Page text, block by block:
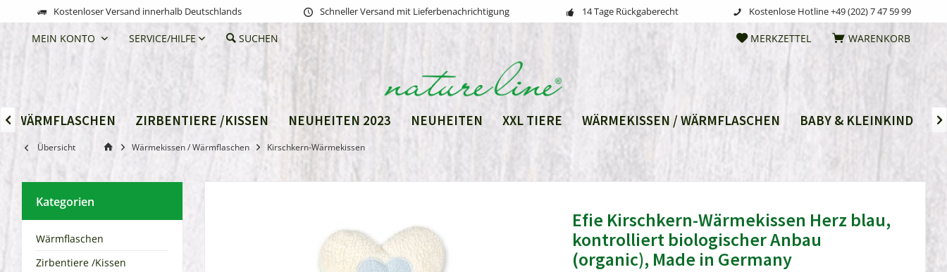
Kostenloser Versand innerhalb Deutschlands Schneller Versand mit Lieferbenachrichtigung 14 Tage Rückgaberecht Kostenlose Hotline +49 (202) 7 47 59 99
WARENKORB
MERKZETTEL
MEIN KONTO SERVICE/HILFE SUCHEN
WÄRMFLASCHEN ZIRBENTIERE /KISSEN NEUHEITEN 2023 NEUHEITEN XXL TIERE WÄRMEKISSEN / WÄRMFLASCHEN BABY & KLEINKIND
 
Übersicht Wärmekissen / Wärmflaschen Kirschkern-Wärmekissen
Kategorien
Wärmflaschen
Zirbentiere /Kissen
Efie Kirschkern-Wärmekissen Herz blau,
kontrolliert biologischer Anbau
(organic), Made in Germany